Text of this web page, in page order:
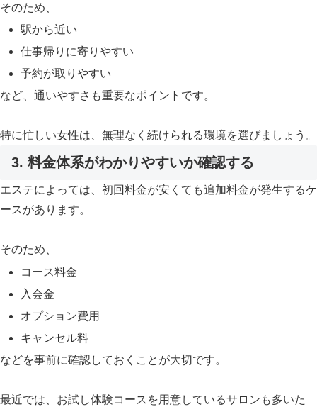
そのため、
駅から近い
仕事帰りに寄りやすい
予約が取りやすい
など、通いやすさも重要なポイントです。
特に忙しい女性は、無理なく続けられる環境を選びましょう。
3. 料金体系がわかりやすいか確認する
エステによっては、初回料金が安くても追加料金が発生するケ
ースがあります。
そのため、
コース料金
入会金
オプション費用
キャンセル料
などを事前に確認しておくことが大切です。
最近では、お試し体験コースを用意しているサロンも多いた